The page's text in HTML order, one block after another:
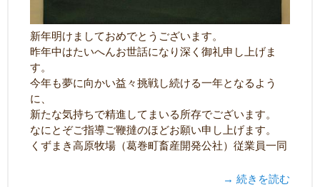
新年明けましておめでとうございます。
昨年中はたいへんお世話になり深く御礼申し上げま
す。
今年も夢に向かい益々挑戦し続ける一年となるよう
に、
新たな気持ちで精進してまいる所存でございます。
なにとぞご指導ご鞭撻のほどお願い申し上げます。
くずまき高原牧場（葛巻町畜産開発公社）従業員一同
→ 続きを読む